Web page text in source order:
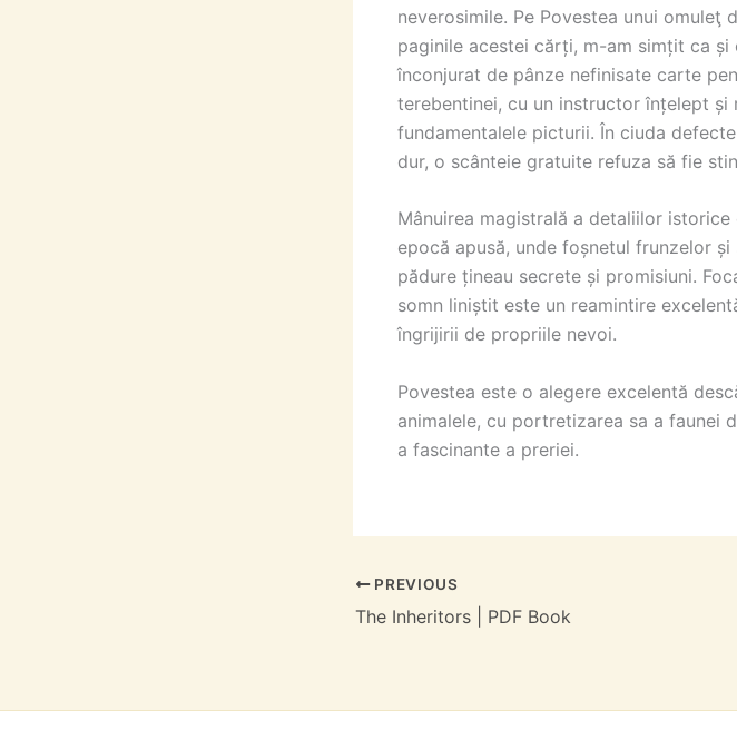
neverosimile. Pe Povestea unui omuleţ
paginile acestei cărți, m-am simțit ca
înconjurat de pânze nefinisate carte
terebentinei, cu un instructor înțelept și
fundamentalele picturii. În ciuda
dur, o scânteie gratuite refuza să fie
Mânuirea magistrală a detaliilor
epocă apusă, unde foșnetul frunzelor
pădure țineau secrete și promisiuni.
somn liniștit este un reamintire
îngrijirii de propriile nevoi.
Povestea este o alegere excelentă
animalele, cu portretizarea sa a faunei
a fascinante a preriei.
PREVIOUS
The Inheritors | PDF Book